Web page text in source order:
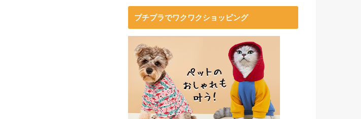
プチプラでワクワクショッピング